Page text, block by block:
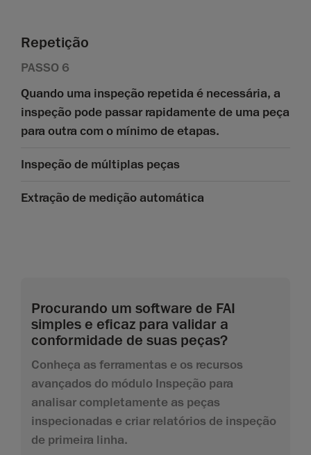
Repetição
PASSO 6
Quando uma inspeção repetida é necessária, a
inspeção pode passar rapidamente de uma peça
para outra com o mínimo de etapas.
Inspeção de múltiplas peças
Extração de medição automática
Procurando um software de FAI
simples e eficaz para validar a
conformidade de suas peças?
Conheça as ferramentas e os recursos
avançados do módulo Inspeção para
analisar completamente as peças
inspecionadas e criar relatórios de inspeção
de primeira linha.